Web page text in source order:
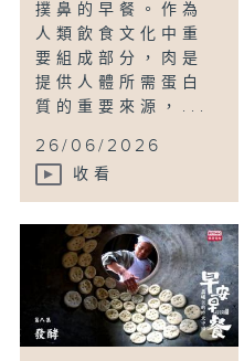
撲鼻的早餐。作為
人類飲食文化中重
要組成部分，肉是
提供人體所需蛋白
質的重要來源，...
26/06/2026
收看